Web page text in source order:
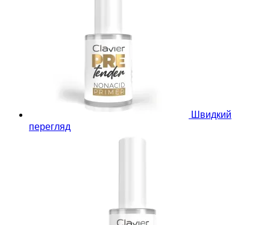
Швидкий
перегляд